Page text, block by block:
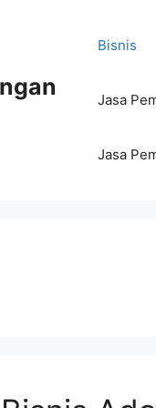
Bisnis
Jasa
Jasa